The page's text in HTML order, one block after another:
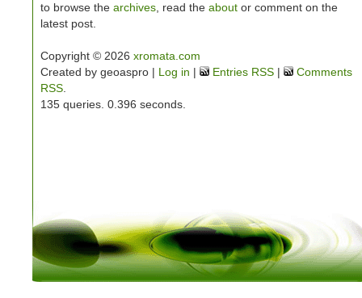
to browse the archives , read the about or comment on the
latest post.
Copyright © 2026 xromata.com
Created by geoaspro | Log in | Entries RSS |
Comments
RSS
135 queries. 0.396 seconds.